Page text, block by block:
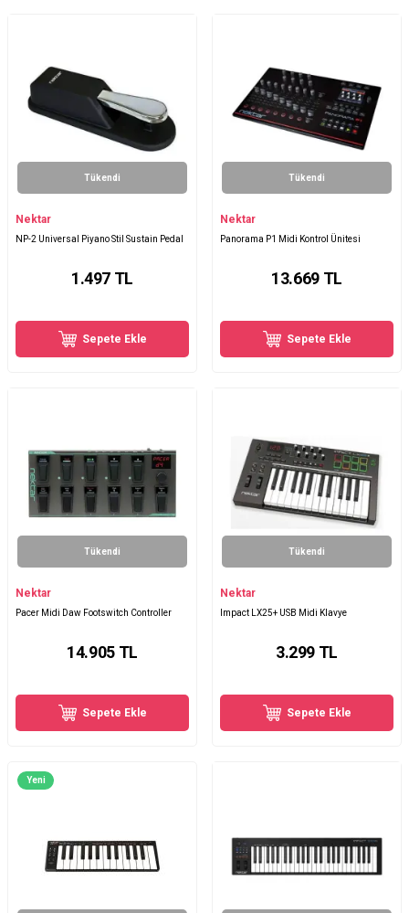
Tükendi
Nektar
NP-2 Universal Piyano Stil Sustain Pedal
1.497 TL
Sepete Ekle
Tükendi
Nektar
Panorama P1 Midi Kontrol Ünitesi
13.669TL
Sepete Ekle
Tükendi
Nektar
Pacer Midi Daw Footswitch Controller
14.905TL
Sepete Ekle
Tükendi
Nektar
Impact LX25+ USB Midi Klavye
3.299 TL
Sepete Ekle
Yeni